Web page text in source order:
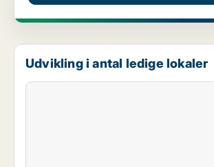
Udvikling i antal ledige lokaler